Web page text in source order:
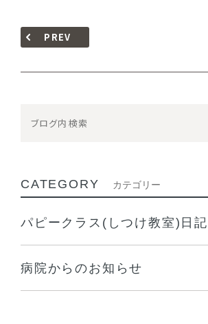
PREV
CATEGORY カテゴリー
パピークラス(しつけ教室)日記
病院からのお知らせ